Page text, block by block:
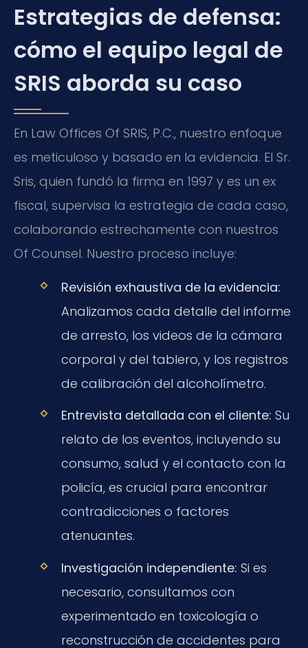
Estrategias de defensa:
cómo el equipo legal de
SRIS aborda su caso
En Law Offices Of SRIS, P.C., nuestro enfoque
es meticuloso y basado en la evidencia. El Sr.
Sris, quien fundó la firma en 1997 y es un ex
fiscal, supervisa la estrategia de cada caso,
colaborando estrechamente con nuestros
Of Counsel. Nuestro proceso incluye:
Revisión exhaustiva de la evidencia:
Analizamos cada detalle del informe
de arresto, los videos de la cámara
corporal y del tablero, y los registros
de calibración del alcoholímetro.
Entrevista detallada con el cliente: Su
relato de los eventos, incluyendo su
consumo, salud y el contacto con la
policía, es crucial para encontrar
contradicciones o factores
atenuantes.
Investigación independiente: Si es
necesario, consultamos con
experimentado en toxicología o
reconstrucción de accidentes para